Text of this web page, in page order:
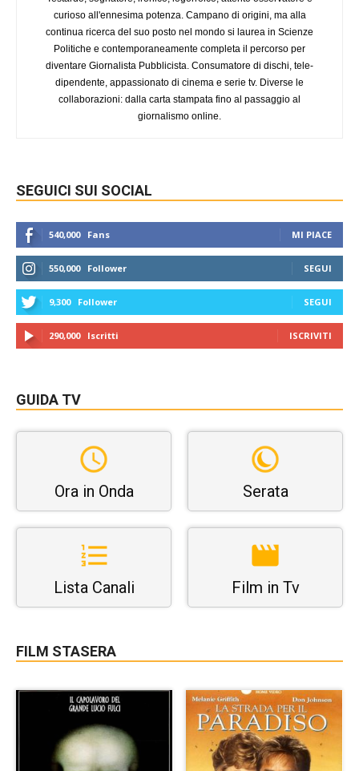
curioso all'ennesima potenza. Campano di origini, ma alla
continua ricerca del suo posto nel mondo si laurea in Scienze
Politiche e contemporaneamente completa il percorso per
diventare Giornalista Pubblicista. Consumatore di dischi, tele-
dipendente, appassionato di cinema e serie tv. Diverse le
collaborazioni: dalla carta stampata fino al passaggio al
giornalismo online.
SEGUICI SUI SOCIAL
540,000 Fans MI PIACE
550,000 Follower SEGUI
9,300 Follower SEGUI
290,000 Iscritti ISCRIVITI
GUIDA TV
Ora in Onda Serata
Lista Canali Film in Tv
FILM STASERA